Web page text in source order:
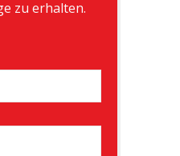
zu erhalten.